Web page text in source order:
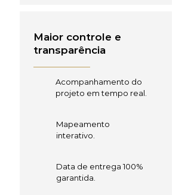
Maior controle e
transparência
Acompanhamento do
projeto em tempo real.
Mapeamento
interativo.
Data de entrega 100%
garantida.